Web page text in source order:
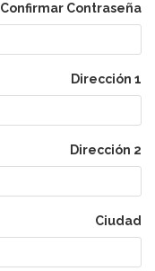
Confirmar Contraseña
Dirección 1
Dirección 2
Ciudad